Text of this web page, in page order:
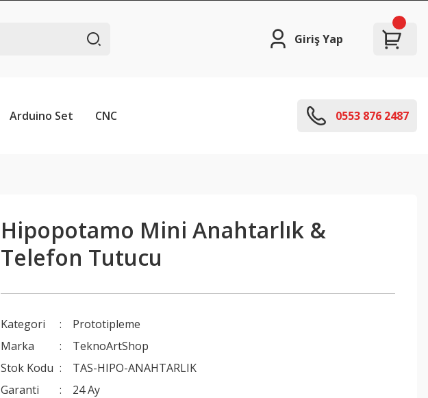
Giriş Yap
Arduino Set CNC 0553 876 2487
Hipopotamo Mini Anahtarlık &
Telefon Tutucu
Kategori
Prototipleme
Marka
TeknoArtShop
Stok Kodu
TAS-HIPO-ANAHTARLIK
Garanti
24 Ay